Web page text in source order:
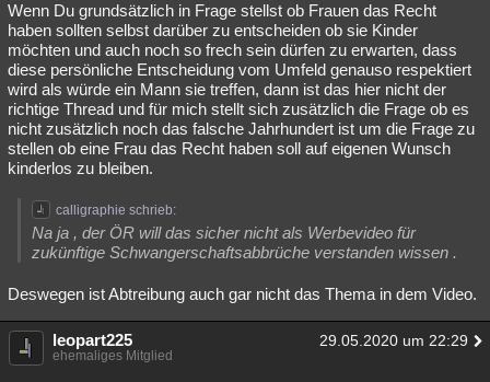
Wenn Du grundsätzlich in Frage stellst ob Frauen das Recht
haben sollten selbst darüber zu entscheiden ob sie Kinder
möchten und auch noch so frech sein dürfen zu erwarten, dass
diese persönliche Entscheidung vom Umfeld genauso respektiert
wird als würde ein Mann sie treffen, dann ist das hier nicht der
richtige Thread und für mich stellt sich zusätzlich die Frage ob es
nicht zusätzlich noch das falsche Jahrhundert ist um die Frage zu
stellen ob eine Frau das Recht haben soll auf eigenen Wunsch
kinderlos zu bleiben.
calligraphie schrieb:
Na ja , der ÖR will das sicher nicht als Werbevideo für
zukünftige Schwangerschaftsabbrüche verstanden wissen .
Deswegen ist Abtreibung auch gar nicht das Thema in dem Video.
leopart225 29.05.2020 um 22:29
ehemaliges Mitglied